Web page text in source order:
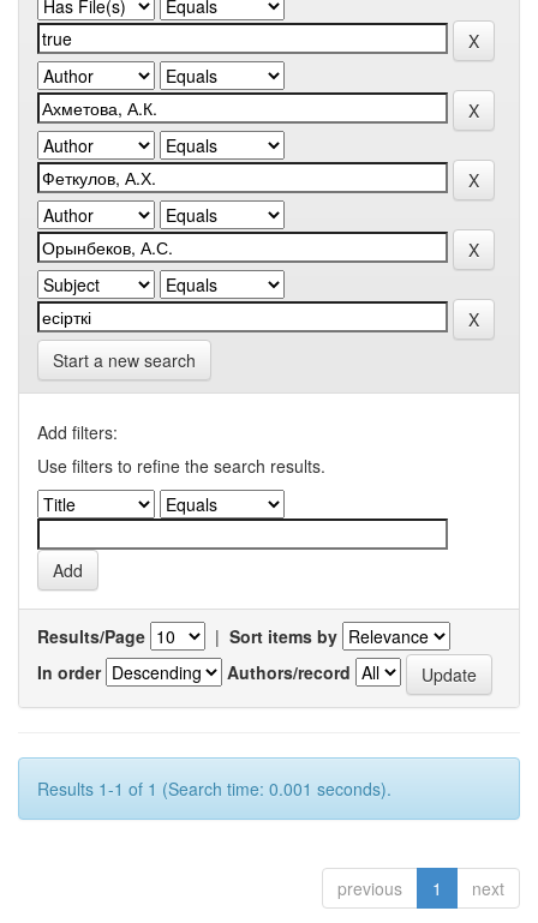
Start a new search
Add filters:
Use filters to refine the search results.
Results/Page | Sort items by
In order
Authors/record
Results 1-1 of 1 (Search time: 0.001 seconds).
previous 1 next